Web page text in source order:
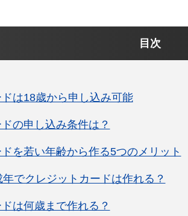
目次
は18歳から申し込み可能
の申し込み条件は？
を若い年齢から作る5つのメリット
でクレジットカードは作れる？
は何歳まで作れる？